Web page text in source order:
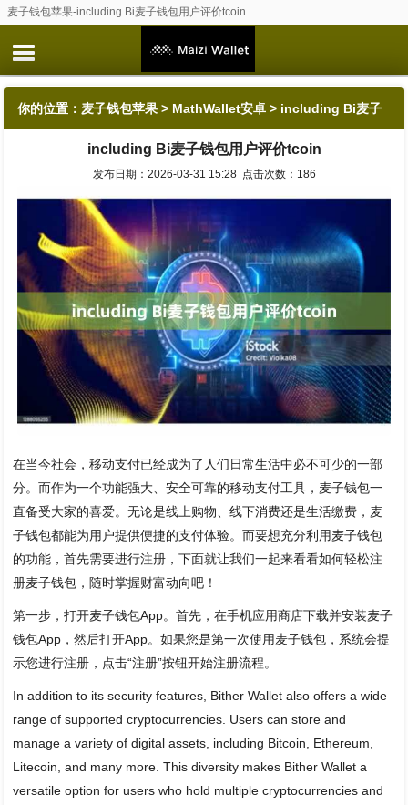
麦子钱包苹果-including Bi麦子钱包用户评价tcoin
你的位置： 麦子钱包苹果 > MathWallet安卓 > including Bi麦子
钱包用户评价tcoinincluding Bi麦子钱包用户评价tcoin
发布日期：2026-03-31 15:28 点击次数：186
在当今社会，移动支付已经成为了人们日常生活中必不可少的一部
分。而作为一个功能强大、安全可靠的移动支付工具，麦子钱包一
直备受大家的喜爱。无论是线上购物、线下消费还是生活缴费，麦
子钱包都能为用户提供便捷的支付体验。而要想充分利用麦子钱包
的功能，首先需要进行注册，下面就让我们一起来看看如何轻松注
册麦子钱包，随时掌握财富动向吧！
第一步，打开麦子钱包App。首先，在手机应用商店下载并安装麦子
钱包App，然后打开App。如果您是第一次使用麦子钱包，系统会提
示您进行注册，点击“注册”按钮开始注册流程。
In addition to its security features, Bither Wallet also offers a wide
range of supported cryptocurrencies. Users can store and
manage a variety of digital assets, including Bitcoin, Ethereum,
Litecoin, and many more. This diversity makes Bither Wallet a
versatile option for users who hold multiple cryptocurrencies and